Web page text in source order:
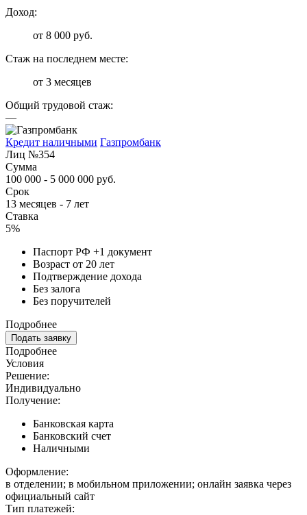
Доход:
от 8 000 руб.
Стаж на последнем месте:
от 3 месяцев
Общий трудовой стаж:
—
Кредит наличными Газпромбанк
Лиц №354
Сумма
100 000 - 5 000 000 руб.
Срок
13 месяцев - 7 лет
Ставка
5%
Паспорт РФ +1 документ
Возраст от 20 лет
Подтверждение дохода
Без залога
Без поручителей
Подробнее
Подать заявку
Подробнее
Условия
Решение:
Индивидуально
Получение:
Банковская карта
Банковский счет
Наличными
Оформление:
в отделении; в мобильном приложении; онлайн заявка через
официальный сайт
Тип платежей: